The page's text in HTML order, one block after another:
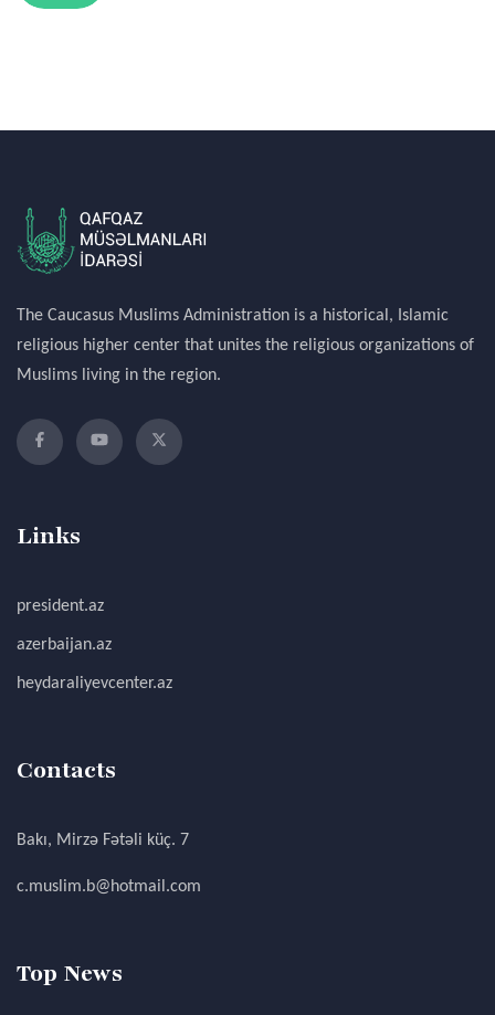
The Caucasus Muslims Administration is a historical, Islamic
religious higher center that unites the religious organizations of
Muslims living in the region.
Links
president.az
azerbaijan.az
heydaraliyevcenter.az
Contacts
Bakı, Mirzə Fətəli küç. 7
c.muslim.b@hotmail.com
Top News